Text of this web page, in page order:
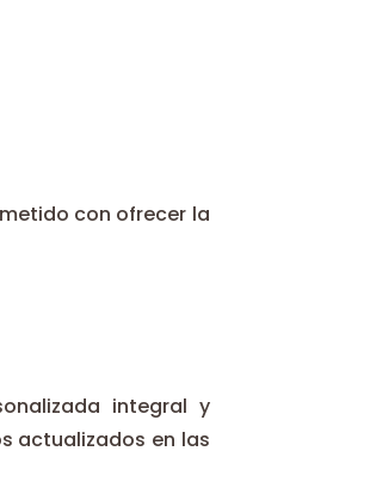
con ofrecer la
integral y
actualizados en las